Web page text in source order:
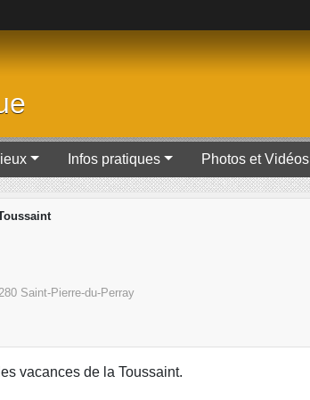
Infos pratiques Photos et Vidéos
Saint-Pierre-du-Perray
vacances de la Toussaint.